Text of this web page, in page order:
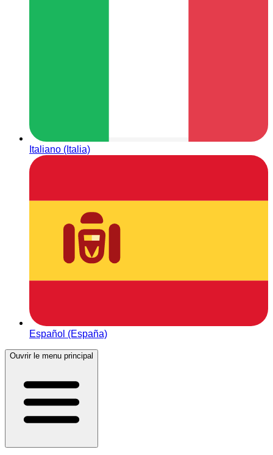
Italiano (Italia)
Español (España)
Ouvrir le menu principal